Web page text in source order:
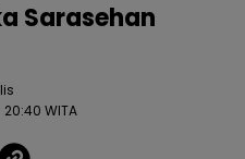
Sarasehan
WITA